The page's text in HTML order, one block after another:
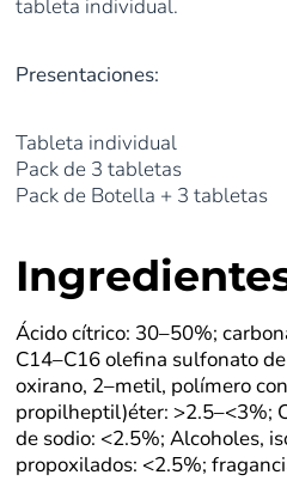
tableta individual.
Presentaciones:
Tableta individual
Pack de 3 tabletas
Pack de Botella + 3 tabletas
Ácido cítrico: 30–50%;
C14–C16 olefina sulfonato
oxirano, 2–metil, polímero
propilheptil)éter: >2.5–<3%;
de sodio: <2.5%; Alcoholes,
propoxilados: <2.5%;